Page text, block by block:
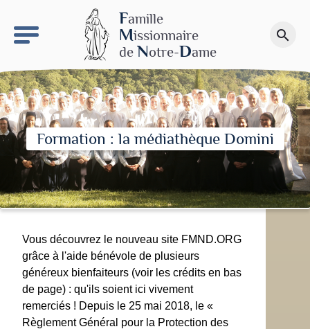
Famille
Missionnaire
de Notre-Dame
search
Faire un don
Formation : la médiathèque Domini
Vous découvrez le nouveau site FMND.ORG
grâce à l'aide bénévole de plusieurs
généreux bienfaiteurs (voir les crédits en bas
de page) : qu'ils soient ici vivement
remerciés ! Depuis le 25 mai 2018, le «
Règlement Général pour la Protection des